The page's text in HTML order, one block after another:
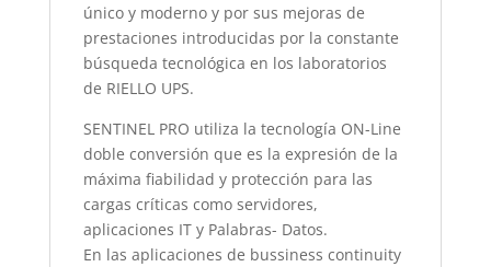
único y moderno y por sus mejoras de
prestaciones introducidas por la constante
búsqueda tecnológica en los laboratorios
de RIELLO UPS.
SENTINEL PRO utiliza la tecnología ON-Line
doble conversión que es la expresión de la
máxima fiabilidad y protección para las
cargas críticas como servidores,
aplicaciones IT y Palabras- Datos.
En las aplicaciones de bussiness continuity